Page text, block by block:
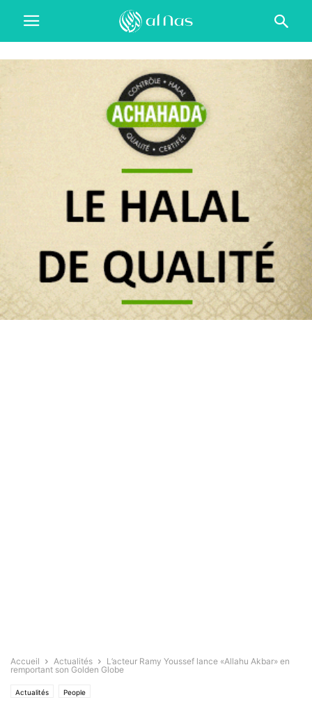
Accueil Actualités
L’acteur Ramy Youssef lance «Allahu Akbar» en
remportant son Golden Globe
Actualités People